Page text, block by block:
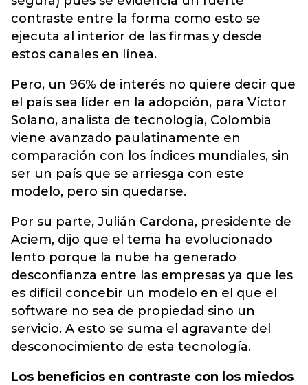
contraste entre la forma como esto se
ejecuta al interior de las firmas y desde
estos canales en línea.
Pero, un 96% de interés no quiere decir que
el país sea líder en la adopción, para Víctor
Solano, analista de tecnología, Colombia
viene avanzado paulatinamente en
comparación con los índices mundiales, sin
ser un país que se arriesga con este
modelo, pero sin quedarse.
Por su parte, Julián Cardona, presidente de
Aciem, dijo que el tema ha evolucionado
lento porque la nube ha generado
desconfianza entre las empresas ya que les
es difícil concebir un modelo en el que el
software no sea de propiedad sino un
servicio. A esto se suma el agravante del
desconocimiento de esta tecnología.
Los beneficios en contraste con los miedos